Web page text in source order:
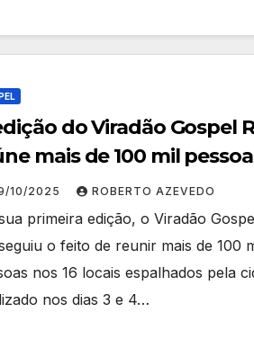
do Viradão Gospel
mais de 100 mil
pontos da cidade
10/2025 ROBERTO AZEVEDO
primeira edição, o Viradão
o feito de reunir mais de 100
nos 16 locais espalhados pela
nos dias 3 e 4…